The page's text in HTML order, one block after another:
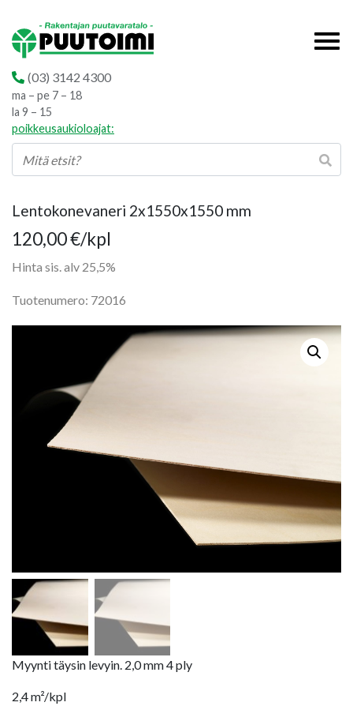
(03) 3142 4300
ma – pe 7 – 18
la 9 – 15
poikkeusaukioloajat:
Lentokonevaneri 2x1550x1550 mm
120,00€/kpl
Hinta sis. alv 25,5%
Tuotenumero: 72016
Myynti täysin levyin. 2,0 mm 4 ply
2,4 m²/kpl